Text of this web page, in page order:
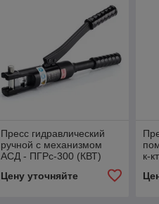
Пресс гидравлический
ручной с механизмом
АСД - ПГРс-300 (КВТ)
Цену уточняйте
к-кт